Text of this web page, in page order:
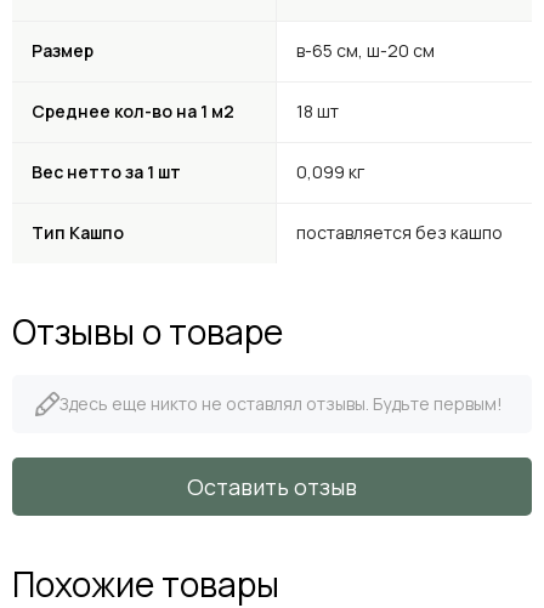
Размер в-65 см, ш-20 см
Среднее кол-во на 1 м2 18 шт
Вес нетто за 1 шт 0,099 кг
Тип Кашпо поставляется без кашпо
Отзывы о товаре
Здесь еще никто не оставлял отзывы. Будьте первым!
Оставить отзыв
Похожие товары